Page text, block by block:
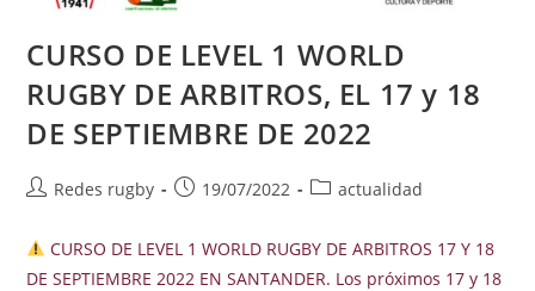
CURSO DE LEVEL 1 WORLD
RUGBY DE ARBITROS, EL 17 y 18
DE SEPTIEMBRE DE 2022
Autor
la
entrada:
Redes rugby
Publicación
la
entrada:
19/07/2022
Categoría
la
entrada:
actualidad
CURSO DE LEVEL 1 WORLD RUGBY DE ARBITROS 17 Y 18
DE SEPTIEMBRE 2022 EN SANTANDER. Los próximos 17 y 18